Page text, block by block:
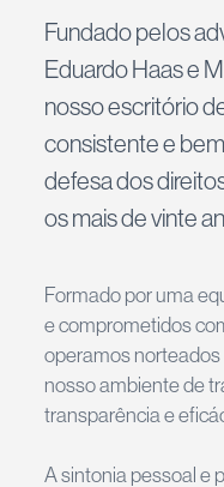
Fundado pelos
Eduardo Haas e
nosso escritório
consistente e
defesa dos
os mais de vinte
Formado por uma
e comprometidos
operamos
nosso ambiente de
transparência e
A sintonia pessoal e